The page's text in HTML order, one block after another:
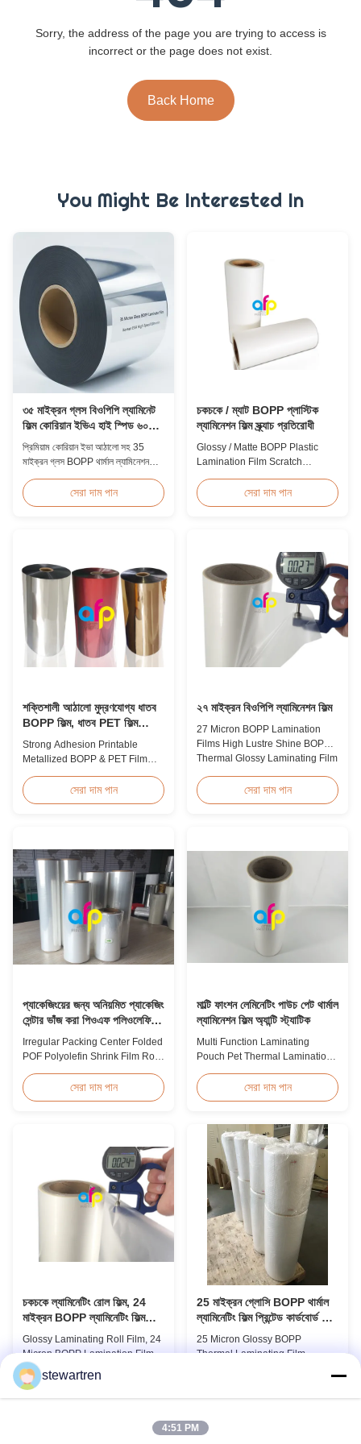
Sorry, the address of the page you are trying to access is
incorrect or the page does not exist.
Back Home
You Might Be Interested In
৩৫ মাইক্রন গ্লস বিওপিপি ল্যামিনেট
ফিল্ম কোরিয়ান ইভিএ হাই স্পিড ৬০মি/
মিনিট
প্রিমিয়াম কোরিয়ান ইভা আঠালো সহ 35
মাইক্রন গ্লস BOPP থার্মাল ল্যামিনেশন
লেমিনেটিং গতি, 92% অপটিক্যাল স্বচ্ছতা,
উচ্চ-ভলিউম বইয়ের কভার এবং প্রকাশনার
সেরা দাম পান
চকচকে / ম্যাট BOPP প্লাস্টিক
ল্যামিনেশন ফিল্ম স্ক্র্যাচ প্রতিরোধী
Glossy / Matte BOPP Plastic
Lamination Film Scratch
Plastic Lamination Film Scratch
Resistant Film Product
1000mm Thickness 24micron -
32micron Roll Length 300m -
4000m Core Size 1 inch ...
সেরা দাম পান
শক্তিশালী আঠালো মুদ্রণযোগ্য ধাতব
BOPP ফিল্ম, ধাতব PET ফিল্ম
প্রস্তুতকারক
Strong Adhesion Printable
Metallized BOPP & PET Film
Polyester Metallic/Metalized
Film Our metallized thermal
substrates. Ideal for packaging
applications including grocery,
medicine, wine boxes, ...
সেরা দাম পান
২৭ মাইক্রন বিওপিপি ল্যামিনেশন ফিল্ম
27 Micron BOPP Lamination
Films High Lustre Shine BOPP
Thermal Glossy Laminating Film
Lamination Film is an
environmental material which
prevents lamination from being
pressed, bubbled, and ...
সেরা দাম পান
প্যাকেজিংয়ের জন্য অনিয়মিত প্যাকেজিং
সেন্টার ভাঁজ করা পিওএফ পলিওলেফিন
সংকোচন ফিল্ম রোল
Irregular Packing Center Folded
POF Polyolefin Shrink Film Roll
Irregular Packing Center Folded
POF Polyolefin Heat Shrink Film
Wrap FilmMaterial: PP +
PEShrinkage ratio: over
60%Thickness: 12.5micron ...
সেরা দাম পান
মাল্টি ফাংশন লেমিনেটিং পাউচ পেট থার্মাল
ল্যামিনেশন ফিল্ম অ্যান্টি স্ট্যাটিক
Multi Function Laminating
Pouch Pet Thermal Lamination
Overview BOPP Thermal
lamination film is workable for
especially offset printing. It is
composited of BOPP + EVA.
BOPP, abbreviation of biaxially
oriented polypropylene, is the
base film that ...
সেরা দাম পান
চকচকে ল্যামিনেটিং রোল ফিল্ম, 24
মাইক্রন BOPP ল্যামিনেটিং ফিল্ম
445mm * 3000m রোল
Glossy Laminating Roll Film, 24
Micron BOPP Lamination Film
445mm × 3000m Roll Product
Overview Glossy 24micron
BOPP Thermal Lamination Film,
25 মাইক্রন গ্লোসি BOPP থার্মাল
ল্যামিনেটিং ফিল্ম প্রিন্টেড কার্ডবোর্ড বা
কাগজ ল্যামিনেটের জন্য
25 Micron Glossy BOPP
Thermal Laminating Film
features exceptional softness for
application. Its transparent
stewartren
4:51 PM